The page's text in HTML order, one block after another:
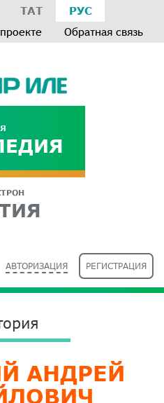
ТАТ РУС
Обратная связь
АВТОРИЗАЦИЯ РЕГИСТРАЦИЯ
АНДРЕЙ